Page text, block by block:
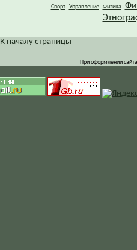
Спорт Управление Физика
К началу страницы
При оформлении